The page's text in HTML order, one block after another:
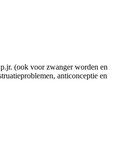
(ook voor zwanger worden en
anticonceptie en